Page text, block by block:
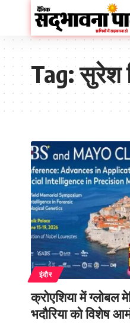
Tag:सुरेश
इंदौर
क्रोएशिया में
भदौरिया को विशेष